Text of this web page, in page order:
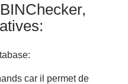
car il permet de